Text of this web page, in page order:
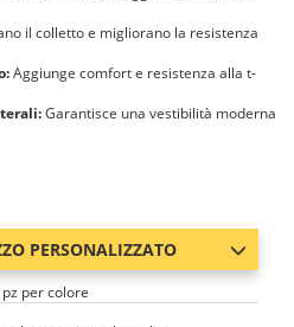
il colletto e migliorano la resistenza
Aggiunge comfort e resistenza alla t-
Garantisce una vestibilità moderna
PERSONALIZZATO
per colore